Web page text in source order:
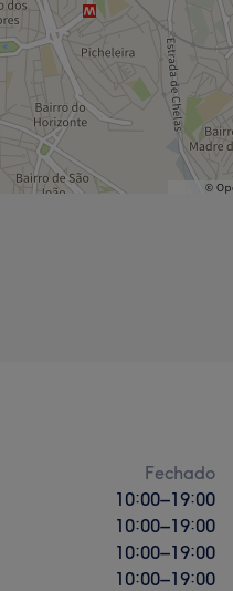
Fechado
10:00–19:00
10:00–19:00
10:00–19:00
10:00–19:00